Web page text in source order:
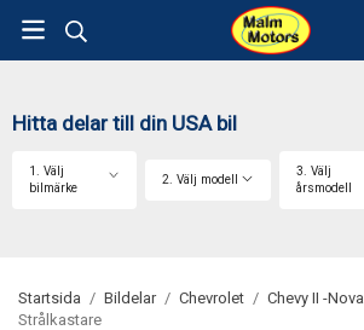
Hitta delar till din USA bil
1. Välj
bilmärke
2. Välj modell
3. Välj
årsmodell
Startsida / Bildelar / Chevrolet / Chevy II -Nova
Strålkastare